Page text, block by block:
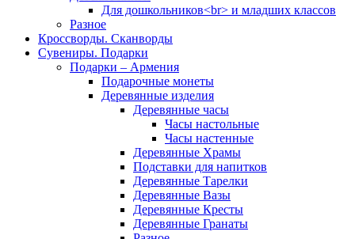
Для дошкольников<br> и младших классов
Разное
Кроссворды. Сканворды
Сувениры. Подарки
Подарки – Армения
Подарочные монеты
Деревянные изделия
Деревянные часы
Часы настольные
Часы настенные
Деревянные Храмы
Подставки для напитков
Деревянные Тарелки
Деревянные Вазы
Деревянные Кресты
Деревянные Гранаты